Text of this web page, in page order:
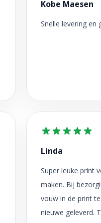
Kobe Maesen
Snelle levering en
Linda
Super leuke print
maken. Bij
vouw in de print
nieuwe geleverd.